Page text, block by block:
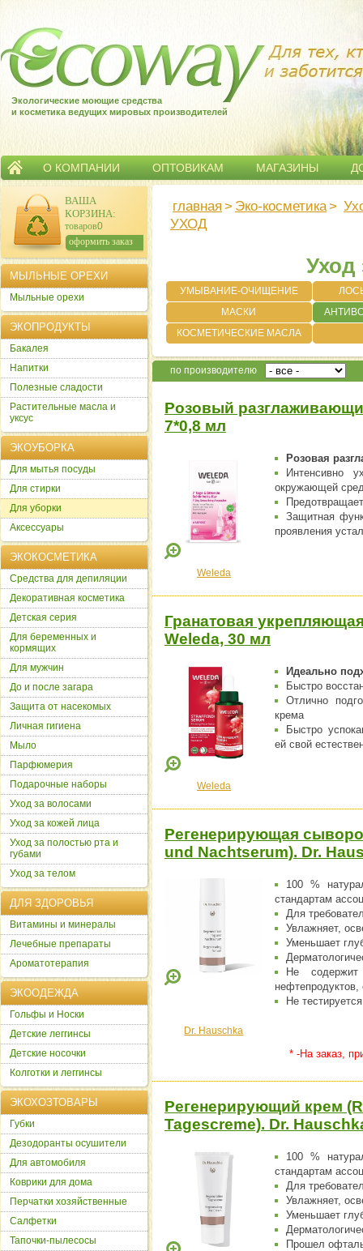
Экологические моющие средства
и косметика ведущих мировых производителей
О КОМПАНИИ ОПТОВИКАМ МАГАЗИНЫ
главная > Эко-косметика>
УХОД
Уход
УМЫВАНИЕ-ОЧИЩЕНИЕ
МАСКИ
КОСМЕТИЧЕСКИЕ МАСЛА
по производителю
Розовый
7*0,8 мл
Розовая
Интенсивно
окружающей
Защитная
проявления
Weleda
Гранатовая
Weleda, 30 мл
Идеально
Быстро
Отлично
крема
Быстро
ей свой
Weleda
Регенерирующая
und Nachtserum). Dr.
100 %
стандартам
Для
Увлажняет,
Уменьшает
Не содержит
нефтепродуктов,
Не
Dr. Hauschka
* -На заказ,
Регенерирующий крем
Tagescreme). Dr.
100 %
стандартам
Для
Увлажняет,
Уменьшает
Прошел
ВАША
КОРЗИНА:
товаров:0
сумма: 0р.
оформить заказ
МЫЛЬНЫЕ ОРЕХИ
Мыльные орехи
ЭКОПРОДУКТЫ
Бакалея
Напитки
Полезные сладости
Растительные масла и
уксус
ЭКОУБОРКА
Для мытья посуды
Для стирки
Для уборки
Аксессуары
ЭКОКОСМЕТИКА
Cредства для депиляции
Декоративная косметика
Детская серия
Для беременных и
кормящих
Для мужчин
До и после загара
Защита от насекомых
Личная гигиена
Мыло
Парфюмерия
Подарочные наборы
Уход за волосами
Уход за кожей лица
Уход за полостью рта и
губами
Уход за телом
ДЛЯ ЗДОРОВЬЯ
Витамины и минералы
Лечебные препараты
Ароматотерапия
ЭКООДЕЖДА
Гольфы и Носки
Детские леггинсы
Детские носочки
Колготки и леггинсы
ЭКОХОЗТОВАРЫ
Губки
Дезодоранты осушители
Для автомобиля
Коврики для дома
Перчатки хозяйственные
Салфетки
Тапочки-пылесосы